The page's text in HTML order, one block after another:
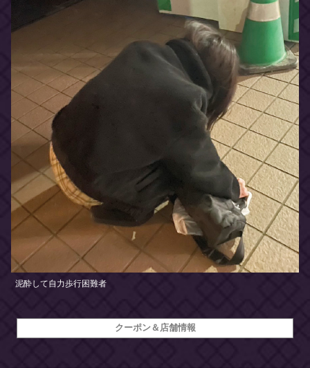
泥酔して自力歩行困難者
クーポン＆店舗情報